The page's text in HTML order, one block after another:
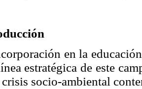
en la
estratégica de este
crisis socio-ambiental